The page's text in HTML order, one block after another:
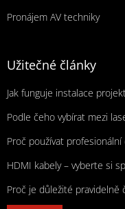
Pronájem AV techniky
Užitečné články
Jak funguje instalace
Podle čeho vybírat mezi
Proč používat
HDMI kabely – vyberte si
Proč je důležité pravidelně